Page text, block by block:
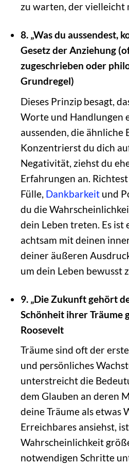
zu warten, der vielleicht
8. „Was du aussendest,
Gesetz der Anziehung
zugeschrieben oder
Grundregel)
Dieses Prinzip besagt,
Worte und Handlungen
aussenden, die ähnliche
Konzentrierst du dich
Negativität, ziehst du
Erfahrungen an.
Fülle, Dankbarkeitund
du die
dein Leben treten. Es ist
achtsam mit deinen
deiner äußeren
um dein Leben bewusst
9. „Die Zukunft gehört
Schönheit ihrer Träume
Roosevelt
Träume sind oft der
und persönliches
unterstreicht die
dem Glauben an deren
deine Träume als etwas
Erreichbares ansiehst,
Wahrscheinlichkeit
notwendigen Schritte